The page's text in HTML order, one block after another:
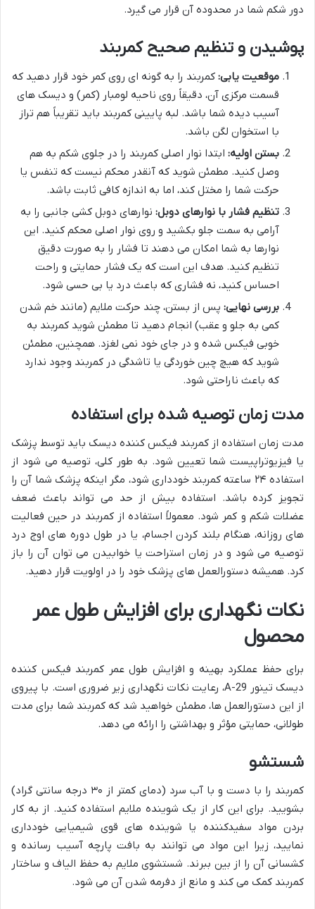
دور شکم شما در محدوده آن قرار می گیرد.
پوشیدن و تنظیم صحیح کمربند
موقعیت یابی: کمربند را به گونه ای روی کمر خود قرار دهید که
قسمت مرکزی آن، دقیقاً روی ناحیه لومبار (کمر) و دیسک های
آسیب دیده شما باشد. لبه پایینی کمربند باید تقریباً هم تراز
با استخوان لگن باشد.
بستن اولیه: ابتدا نوار اصلی کمربند را در جلوی شکم به هم
وصل کنید. مطمئن شوید که آنقدر محکم نیست که تنفس یا
حرکت شما را مختل کند، اما به اندازه کافی ثابت باشد.
تنظیم فشار با نوارهای دوبل: نوارهای دوبل کشی جانبی را به
آرامی به سمت جلو بکشید و روی نوار اصلی محکم کنید. این
نوارها به شما امکان می دهند تا فشار را به صورت دقیق
تنظیم کنید. هدف این است که یک فشار حمایتی و راحت
احساس کنید، نه فشاری که باعث درد یا بی حسی شود.
بررسی نهایی: پس از بستن، چند حرکت ملایم (مانند خم شدن
کمی به جلو و عقب) انجام دهید تا مطمئن شوید کمربند به
خوبی فیکس شده و در جای خود نمی لغزد. همچنین، مطمئن
شوید که هیچ چین خوردگی یا تاشدگی در کمربند وجود ندارد
که باعث ناراحتی شود.
مدت زمان توصیه شده برای استفاده
مدت زمان استفاده از کمربند فیکس کننده دیسک باید توسط پزشک
یا فیزیوتراپیست شما تعیین شود. به طور کلی، توصیه می شود از
استفاده ۲۴ ساعته کمربند خودداری شود، مگر اینکه پزشک شما آن را
تجویز کرده باشد. استفاده بیش از حد می تواند باعث ضعف
عضلات شکم و کمر شود. معمولاً استفاده از کمربند در حین فعالیت
های روزانه، هنگام بلند کردن اجسام، یا در طول دوره های اوج درد
توصیه می شود و در زمان استراحت یا خوابیدن می توان آن را باز
کرد. همیشه دستورالعمل های پزشک خود را در اولویت قرار دهید.
نکات نگهداری برای افزایش طول عمر
محصول
برای حفظ عملکرد بهینه و افزایش طول عمر کمربند فیکس کننده
دیسک تینور A-29، رعایت نکات نگهداری زیر ضروری است. با پیروی
از این دستورالعمل ها، مطمئن خواهید شد که کمربند شما برای مدت
طولانی، حمایتی مؤثر و بهداشتی را ارائه می دهد.
شستشو
کمربند را با دست و با آب سرد (دمای کمتر از ۳۰ درجه سانتی گراد)
بشویید. برای این کار از یک شوینده ملایم استفاده کنید. از به کار
بردن مواد سفیدکننده یا شوینده های قوی شیمیایی خودداری
نمایید، زیرا این مواد می توانند به بافت پارچه آسیب رسانده و
کشسانی آن را از بین ببرند. شستشوی ملایم به حفظ الیاف و ساختار
کمربند کمک می کند و مانع از دفرمه شدن آن می شود.